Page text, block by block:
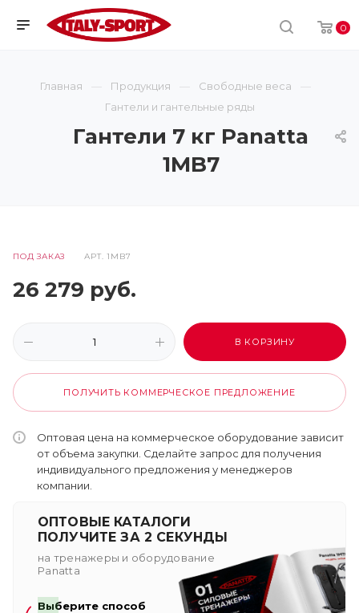
0
Главная Продукция
Свободные веса
Гантели и гантельные ряды
Гантели 7 кг Panatta
1MB7
ПОД ЗАКАЗ АРТ.1MB7
26 279 руб.
В КОРЗИНУ
ПОЛУЧИТЬ КОММЕРЧЕСКОЕ ПРЕДЛОЖЕНИЕ
Оптовая цена на коммерческое оборудование зависит
от объема закупки. Сделайте запрос для получения
индивидуального предложения у менеджеров
компании.
ОПТОВЫЕ КАТАЛОГИ
ПОЛУЧИТЕ ЗА 2 СЕКУНДЫ
на тренажеры и оборудование
Panatta
Выберите способ